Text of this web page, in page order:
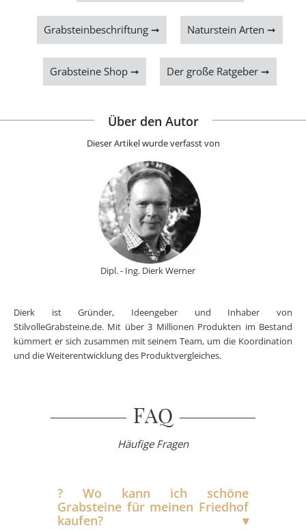
Grabsteinbeschriftung ➞ Naturstein Arten ➞
Grabsteine Shop ➞ Der große Ratgeber ➞
Über den Autor
Dieser Artikel wurde verfasst von
Dipl. - Ing. Dierk Werner
Dierk ist Gründer, Ideengeber und Inhaber von
StilvolleGrabsteine.de. Mit über 3 Millionen Produkten im Bestand
kümmert er sich zusammen mit seinem Team, um die Koordination
und die Weiterentwicklung des Produktvergleiches.
FAQ
Häufige Fragen
?️ Wo kann ich schöne
Grabsteine für meinen Friedhof
kaufen?